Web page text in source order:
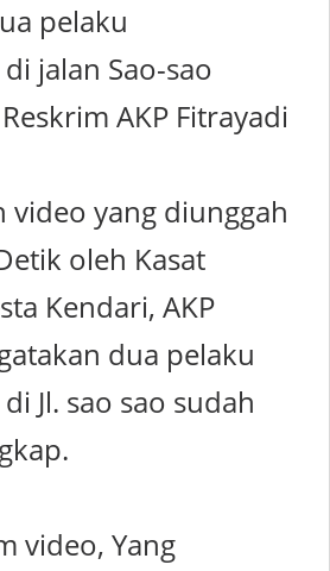
pelaku
jalan Sao-sao
AKP Fitrayadi
video yang diunggah
oleh Kasat
Kendari, AKP
dua pelaku
Jl. sao sao sudah
video, Yang